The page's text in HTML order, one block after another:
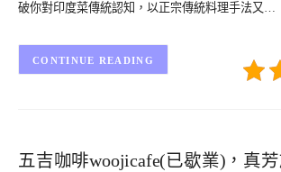
破你對印度菜傳統認知，以正宗傳統料理手法又…
CONTINUE READING
五吉咖啡woojicafe(已歇業)，真